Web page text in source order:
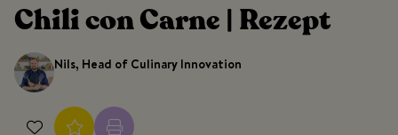
Chili con Carne | Rezept
Nils, Head of Culinary Innovation